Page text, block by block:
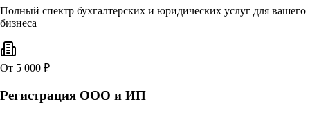
Полный спектр бухгалтерских и юридических услуг для вашего
бизнеса
От 5 000 ₽
Регистрация ООО и ИП